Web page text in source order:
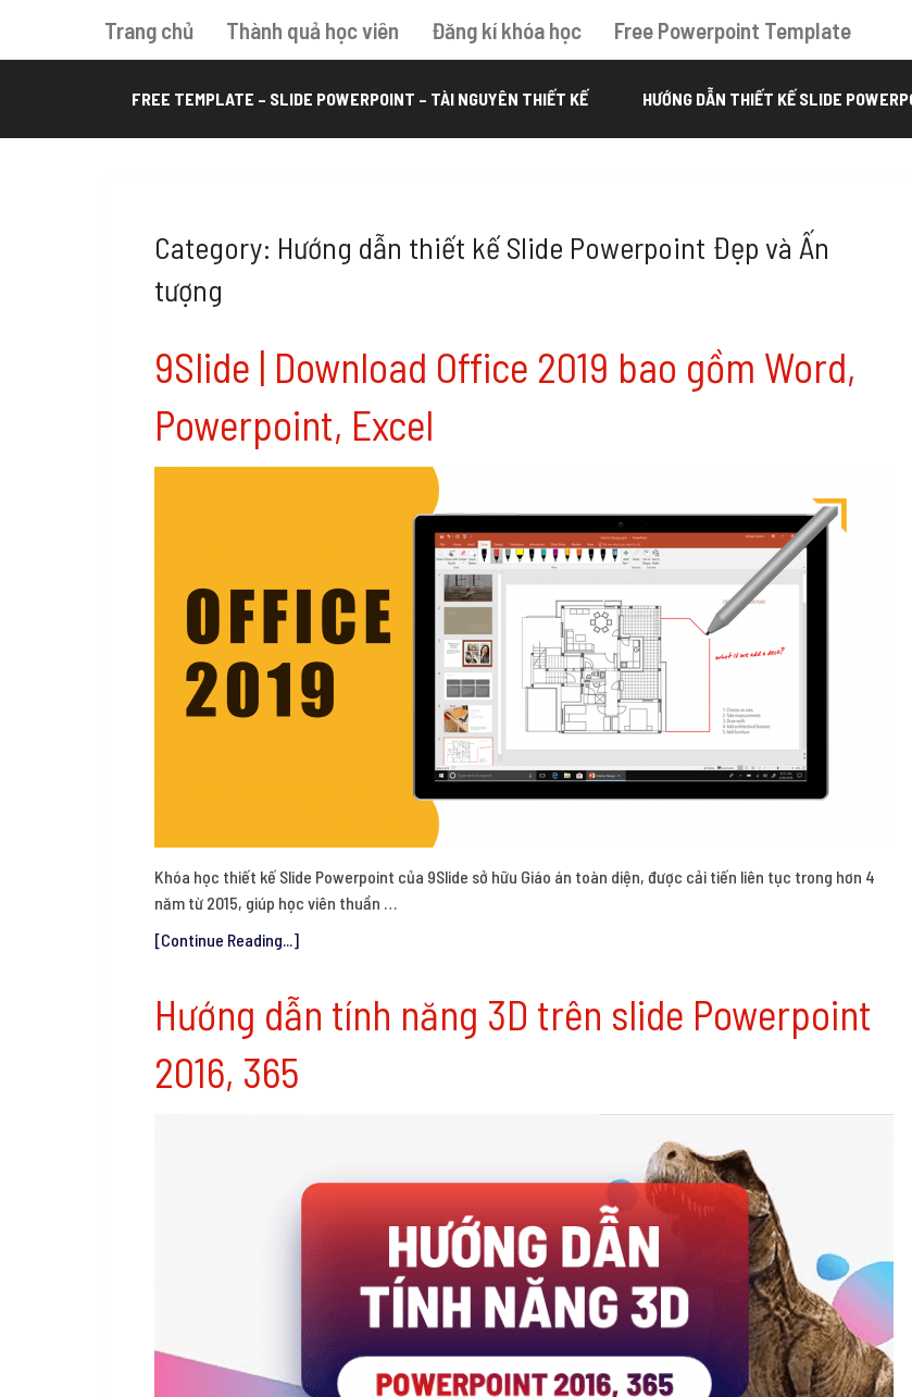
Trang chủ Thành quả học viên Đăng kí khóa học Free Powerpoint Template
FREE TEMPLATE – SLIDE POWERPOINT – TÀI NGUYÊN THIẾT KẾ HƯỚNG DẪN THIẾT KẾ SLIDE
Category: Hướng dẫn thiết kế Slide Powerpoint Đẹp và Ấn
tượng
9Slide | Download Office 2019 bao gồm Word,
Powerpoint, Excel
Khóa học thiết kế Slide Powerpoint của 9Slide sở hữu Giáo án toàn diện, được cải tiến liên tục trong hơn 4
năm từ 2015, giúp học viên thuần …
[Continue Reading...]
Hướng dẫn tính năng 3D trên slide Powerpoint
2016, 365